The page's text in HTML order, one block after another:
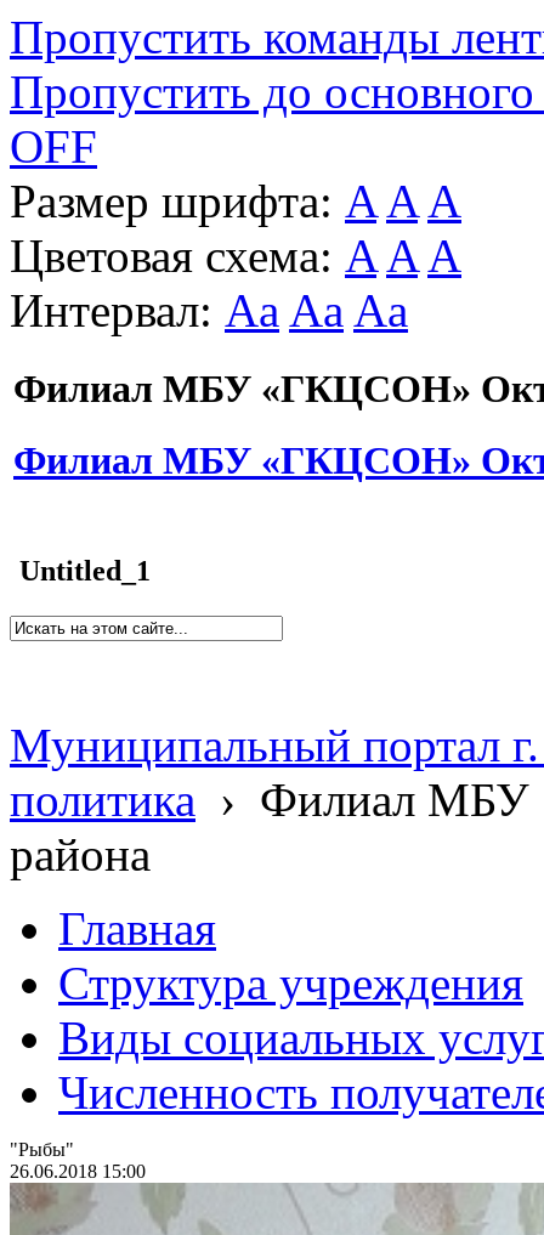
Пропустить команды
Пропустить до основного
OFF
Размер шрифта: A A A
Цветовая схема: A A A
Интервал: Aa Aa Aa
Филиал МБУ «ГКЦСОН»
Филиал МБУ «ГКЦСОН»
Untitled_1
Муниципальный портал
политика › Филиал МБУ
района
Главная
Структура учреждения
Виды социальных
Численность
"Рыбы"
26.06.2018 15:00